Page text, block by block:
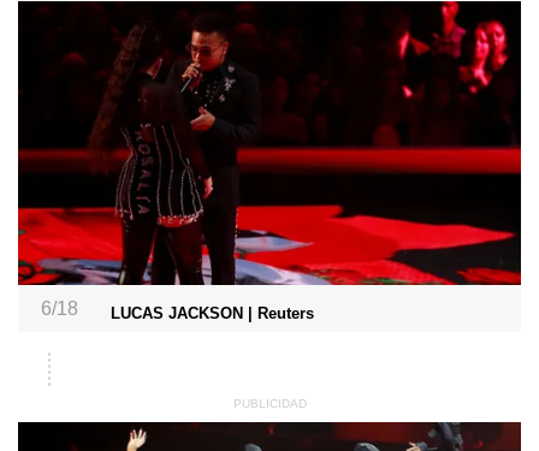
6/18 LUCAS JACKSON | Reuters